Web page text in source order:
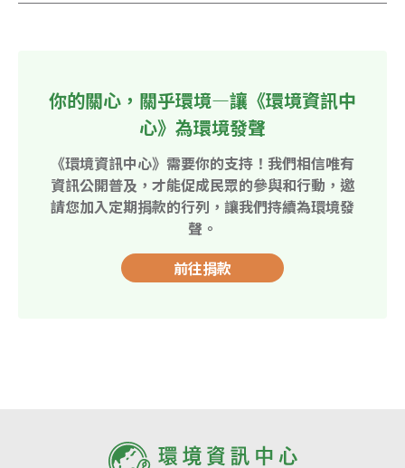
你的關心，關乎環境—讓《環境資訊中
心》為環境發聲
《環境資訊中心》需要你的支持！我們相信唯有
資訊公開普及，才能促成民眾的參與和行動，邀
請您加入定期捐款的行列，讓我們持續為環境發
聲。
前往捐款